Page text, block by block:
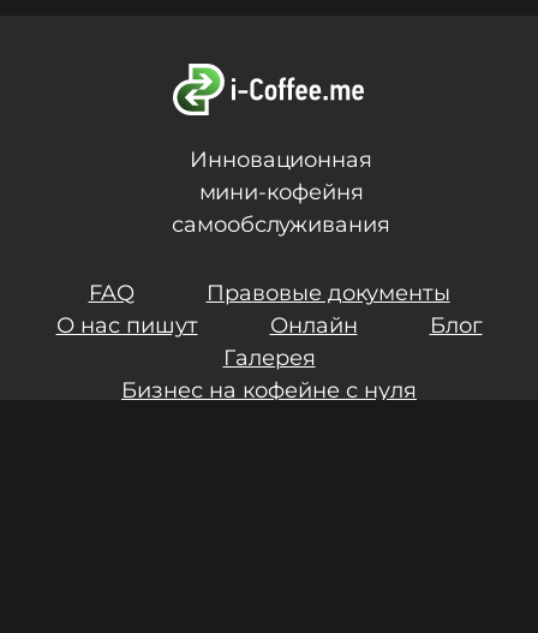
Инновационная
мини-кофейня
самообслуживания
FAQ
Правовые документы
О нас пишут
Онлайн
Блог
Галерея
Бизнес на кофейне с нуля